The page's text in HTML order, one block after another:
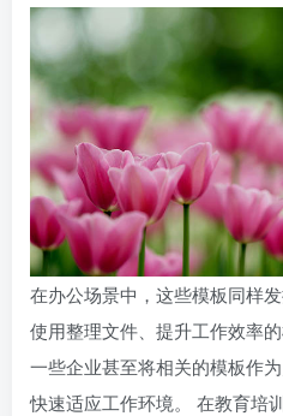
在办公场景中，这些模板同样
使用整理文件、提升工作效率
一些企业甚至将相关的模板作
快速适应工作环境。 在教育培